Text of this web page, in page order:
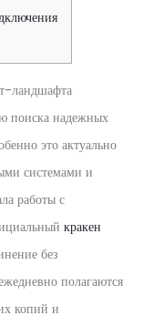
ландшафта
поиска надежных
это актуально
системами и
работы с
кракен
без
полагаются
копий и